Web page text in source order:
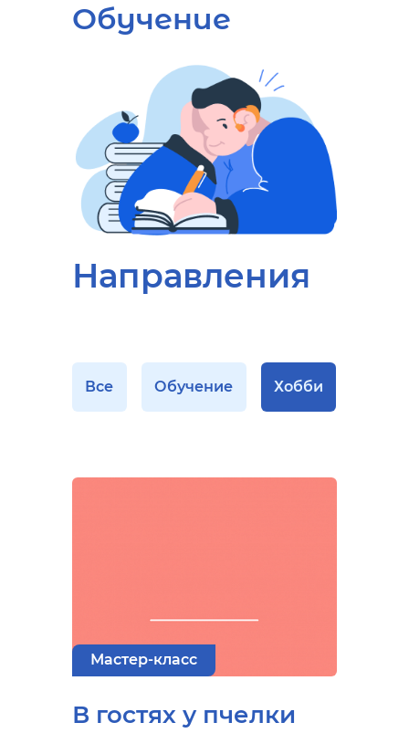
Обучение
Направления
Все Обучение Хобби
Мастер-класс
В гостях у пчелки